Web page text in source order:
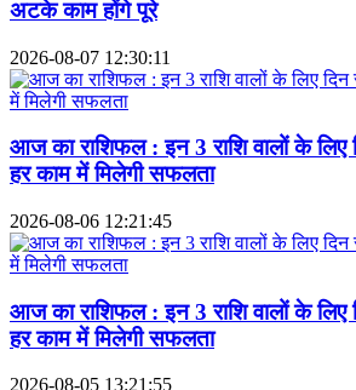
अटके काम होंगे पूरे
2026-08-07 12:30:11
आज का राशिफल : इन 3 राशि वालों के लिए
हर काम में मिलेगी सफलता
2026-08-06 12:21:45
आज का राशिफल : इन 3 राशि वालों के लिए
हर काम में मिलेगी सफलता
2026-08-05 13:21:55